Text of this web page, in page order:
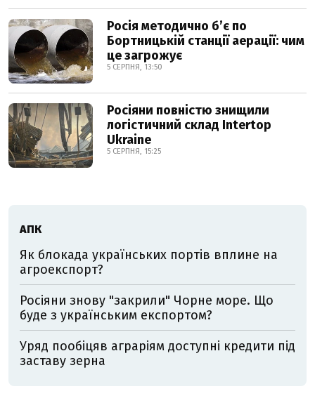
Росія методично б’є по
Бортницькій станції аерації: чим
це загрожує
5 СЕРПНЯ, 13:50
Росіяни повністю знищили
логістичний склад Intertop
Ukraine
5 СЕРПНЯ, 15:25
АПК
Як блокада українських портів вплине на
агроекспорт?
Росіяни знову "закрили" Чорне море. Що
буде з українським експортом?
Уряд пообіцяв аграріям доступні кредити під
заставу зерна